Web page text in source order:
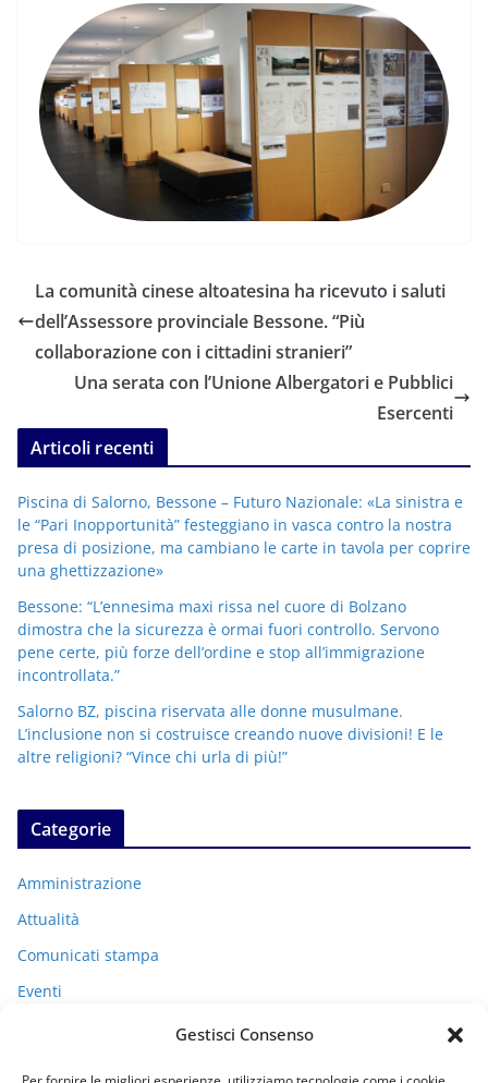
Gestisci Consenso
La comunità cinese altoatesina ha ricevuto i saluti
dell’Assessore provinciale Bessone. “Più
collaborazione con i cittadini stranieri”
Una serata con l’Unione Albergatori e Pubblici
Esercenti
Articoli recenti
Piscina di Salorno, Bessone – Futuro Nazionale: «La sinistra e
le “Pari Inopportunità” festeggiano in vasca contro la nostra
presa di posizione, ma cambiano le carte in tavola per coprire
una ghettizzazione»
Bessone: “L’ennesima maxi rissa nel cuore di Bolzano
dimostra che la sicurezza è ormai fuori controllo. Servono
pene certe, più forze dell’ordine e stop all’immigrazione
incontrollata.”
Salorno BZ, piscina riservata alle donne musulmane.
L’inclusione non si costruisce creando nuove divisioni! E le
altre religioni? “Vince chi urla di più!”
Categorie
Amministrazione
Attualità
Comunicati stampa
Eventi